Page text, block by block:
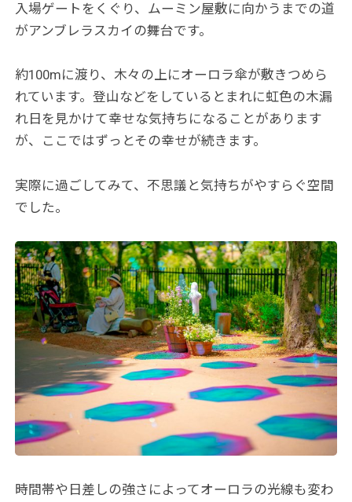
入場ゲートをくぐり、ムーミン屋敷に向かうまでの道
がアンブレラスカイの舞台です。
約100mに渡り、木々の上にオーロラ傘が敷きつめら
れています。登山などをしているとまれに虹色の木漏
れ日を見かけて幸せな気持ちになることがあります
が、ここではずっとその幸せが続きます。
実際に過ごしてみて、不思議と気持ちがやすらぐ空間
でした。
時間帯や日差しの強さによってオーロラの光線も変わ